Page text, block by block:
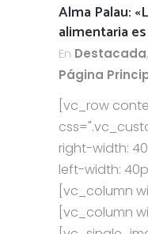
Alma Palau:
alimentaria
En Destacada,
Página
[vc_row
right-width:
left-width:
[vc_column
[vc_column